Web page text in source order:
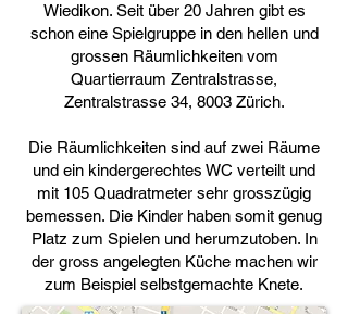
Wiedikon. Seit über 20 Jahren gibt es
schon eine Spielgruppe in den hellen und
grossen Räumlichkeiten vom
Quartierraum Zentralstrasse,
Zentralstrasse 34, 8003 Zürich.
Die Räumlichkeiten sind auf zwei Räume
und ein kindergerechtes WC verteilt und
mit 105 Quadratmeter sehr grosszügig
bemessen. Die Kinder haben somit genug
Platz zum Spielen und herumzutoben. In
der gross angelegten Küche machen wir
zum Beispiel selbstgemachte Knete.